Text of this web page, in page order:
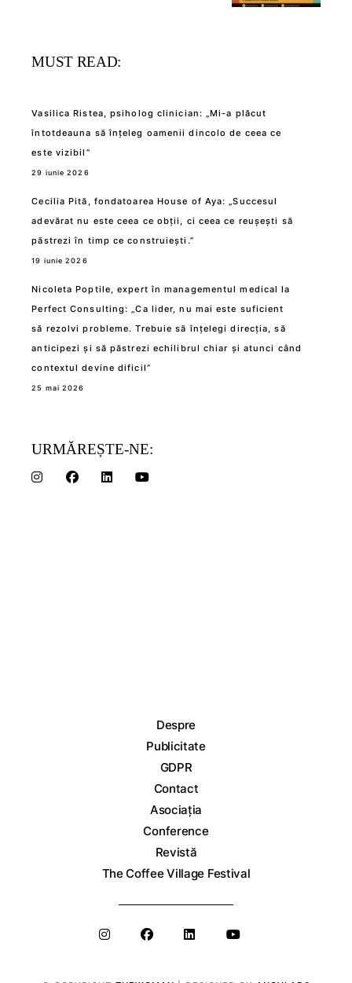
MUST READ:
Vasilica Ristea, psiholog clinician: „Mi-a plăcut
întotdeauna să înțeleg oamenii dincolo de ceea ce
este vizibil”
29 iunie 2026
Cecilia Pită, fondatoarea House of Aya: „Succesul
adevărat nu este ceea ce obții, ci ceea ce reușești să
păstrezi în timp ce construiești.”
19 iunie 2026
Nicoleta Poptile, expert în managementul medical la
Perfect Consulting: „Ca lider, nu mai este suficient
să rezolvi probleme. Trebuie să înțelegi direcția, să
anticipezi și să păstrezi echilibrul chiar și atunci când
contextul devine dificil”
25 mai 2026
URMĂREȘTE-NE:
Despre
Publicitate
GDPR
Contact
Asociația
Conference
Revistă
The Coffee Village Festival